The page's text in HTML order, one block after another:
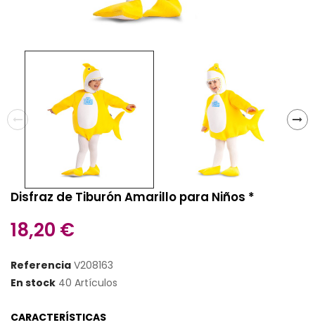
Disfraz de Tiburón Amarillo para Niños *
18,20 €
Referencia V208163
En stock 40 Artículos
CARACTERÍSTICAS